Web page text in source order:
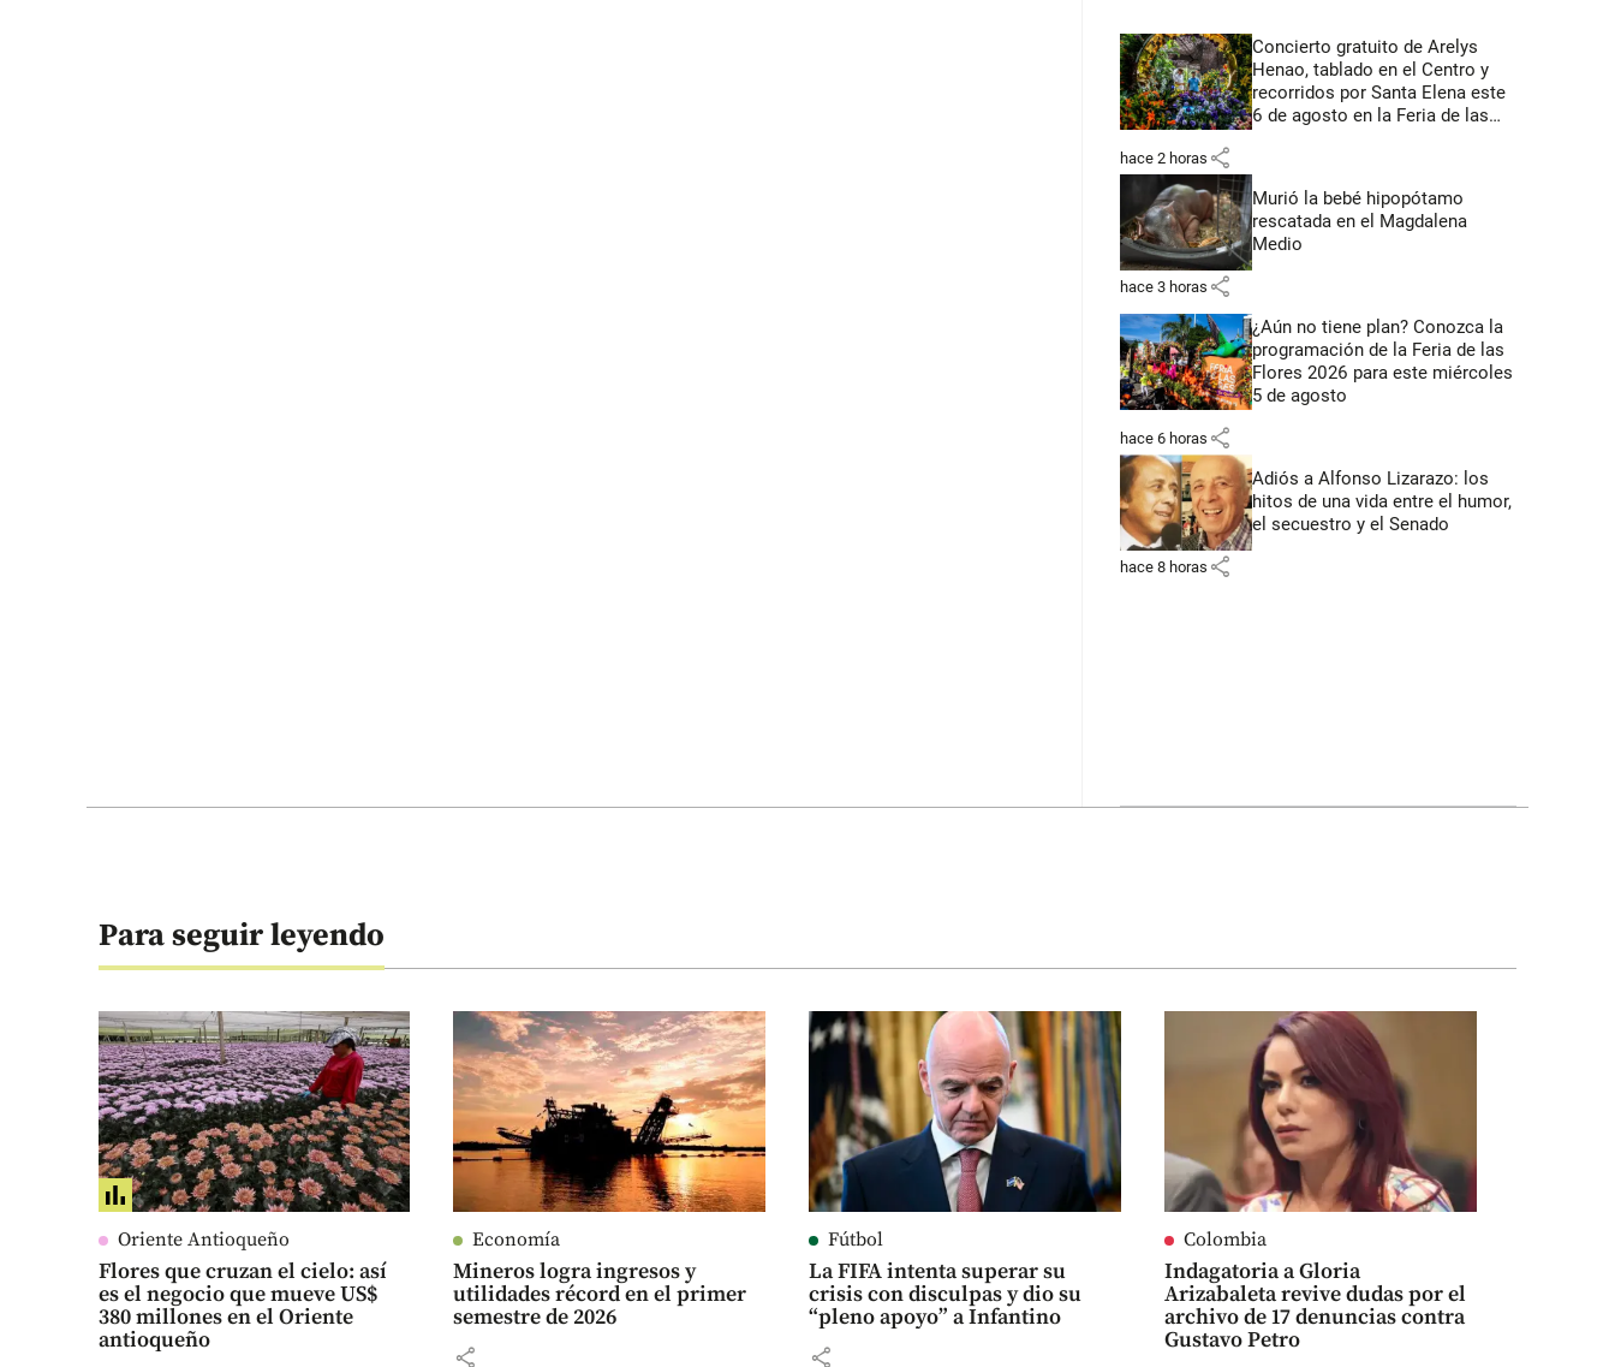
Concierto gratuito de Arelys
Henao, tablado en el Centro y
recorridos por Santa Elena este
6 de agosto en la Feria de las
hace 2 horas share
Murió la bebé hipopótamo
rescatada en el Magdalena
Medio
hace 3 horas share
¿Aún no tiene plan? Conozca la
programación de la Feria de las
Flores 2026 para este miércoles
5 de agosto
hace 6 horas share
Adiós a Alfonso Lizarazo: los
hitos de una vida entre el humor,
el secuestro y el Senado
hace 8 horas share
Para seguir leyendo
Oriente Antioqueño
Flores que cruzan el cielo: así
es el negocio que mueve US$
380 millones en el Oriente
antioqueño
Economía
Mineros logra ingresos y
utilidades récord en el primer
semestre de 2026
share
Fútbol
La FIFA intenta superar su
crisis con disculpas y dio su
“pleno apoyo” a Infantino
share
Colombia
Indagatoria a Gloria
Arizabaleta revive dudas por el
archivo de 17 denuncias contra
Gustavo Petro